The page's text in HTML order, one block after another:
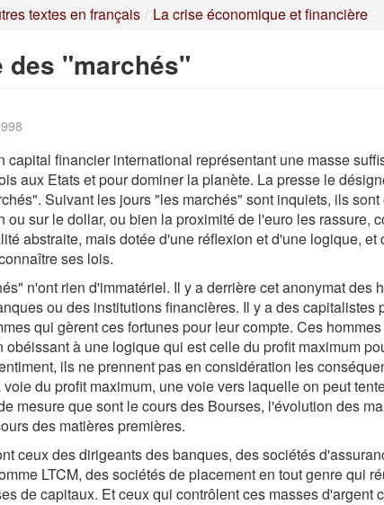
textes en français / La crise économique et financière
des "marchés"
capital financier international représentant une masse
aux Etats et pour dominer la planète. La presse le
Suivant les jours "les marchés" sont inquiets, ils
ou sur le dollar, ou bien la proximité de l'euro les rassure,
abstraite, mais dotée d'une réflexion et d'une logique,
ses lois.
n'ont rien d'immatériel. Il y a derrière cet anonymat des
ou des institutions financières. Il y a des capitalistes
qui gèrent ces fortunes pour leur compte. Ces
obéissant à une logique qui est celle du profit maximum
ils ne prennent pas en considération les
du profit maximum, une voie vers laquelle on peut
mesure que sont le cours des Bourses, l'évolution des
des matières premières.
ceux des dirigeants des banques, des sociétés
LTCM, des sociétés de placement en tout genre qui
de capitaux. Et ceux qui contrôlent ces masses d'argent